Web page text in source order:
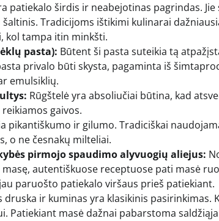
patiekalo širdis ir neabejotinas pagrindas.
Tradicijoms ištikimi kulinarai
kol tampa itin minkšti.
pasta): Būtent ši pasta suteikia tą
privalo būti skysta, pagaminta iš
emulsiklių.
Rūgštelė yra absoliučiai būtina, kad
gaivos.
pikantiškumo ir gilumo. Tradiciškai
o ne česnakų milteliai.
pirmojo spaudimo alyvuogių aliejus:
autentiškuose receptuose pati masė
paruošto patiekalo viršaus prieš patiekiant.
druska ir kuminas yra klasikinis
Patiekiant masė dažnai pabarstoma